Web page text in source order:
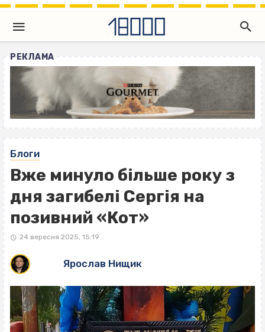
РЕКЛАМА
Блоги
Вже минуло більше року з
дня загибелі Сергія на
позивний «Кот»
24 вересня 2025, 15:19
Ярослав Нищик